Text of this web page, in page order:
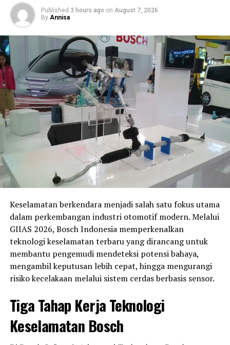
Published 3 hours ago on August 7, 2026
By Annisa
Keselamatan berkendara menjadi salah satu fokus utama
dalam perkembangan industri otomotif modern. Melalui
GIIAS 2026, Bosch Indonesia memperkenalkan
teknologi keselamatan terbaru yang dirancang untuk
membantu pengemudi mendeteksi potensi bahaya,
mengambil keputusan lebih cepat, hingga mengurangi
risiko kecelakaan melalui sistem cerdas berbasis sensor.
Tiga Tahap Kerja Teknologi
Keselamatan Bosch